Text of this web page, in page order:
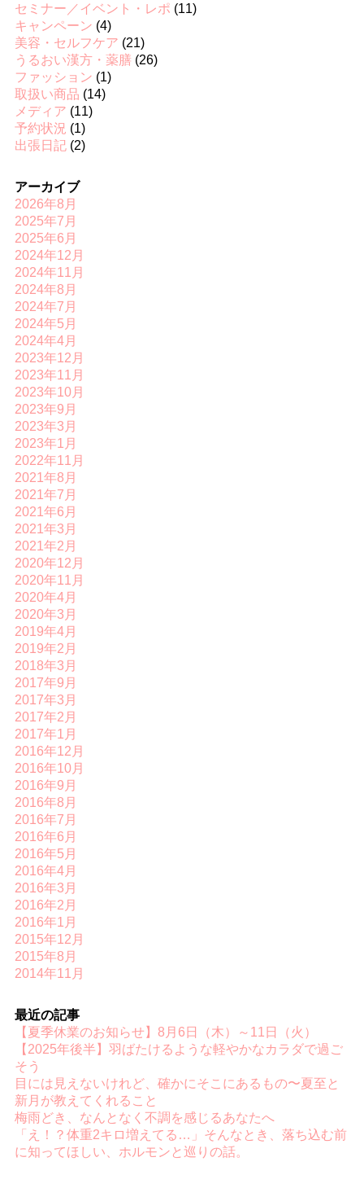
セミナー／イベント・レポ (11)
キャンペーン (4)
美容・セルフケア (21)
うるおい漢方・薬膳(26)
ファッション (1)
取扱い商品 (14)
メディア (11)
予約状況 (1)
出張日記(2)
アーカイブ
2026年8月
2025年7月
2025年6月
2024年12月
2024年11月
2024年8月
2024年7月
2024年5月
2024年4月
2023年12月
2023年11月
2023年10月
2023年9月
2023年3月
2023年1月
2022年11月
2021年8月
2021年7月
2021年6月
2021年3月
2021年2月
2020年12月
2020年11月
2020年4月
2020年3月
2019年4月
2019年2月
2018年3月
2017年9月
2017年3月
2017年2月
2017年1月
2016年12月
2016年10月
2016年9月
2016年8月
2016年7月
2016年6月
2016年5月
2016年4月
2016年3月
2016年2月
2016年1月
2015年12月
2015年8月
2014年11月
最近の記事
【夏季休業のお知らせ】8月6日（木）～11日（火）
【2025年後半】羽ばたけるような軽やかなカラダで過ご
そう
目には見えないけれど、確かにそこにあるもの〜夏至と
新月が教えてくれること
梅雨どき、なんとなく不調を感じるあなたへ
「え！？体重2キロ増えてる…」そんなとき、落ち込む前
に知ってほしい、ホルモンと巡りの話。